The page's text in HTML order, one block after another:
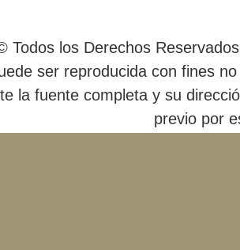
Todos los Derechos
ser reproducida con fines
la fuente completa y su
previo por